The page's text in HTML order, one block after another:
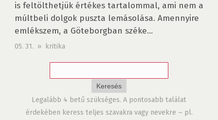
is feltölthetjük értékes tartalommal, ami nem a
múltbeli dolgok puszta lemásolása. Amennyire
emlékszem, a Göteborgban széke...
05. 31. » kritika
Legalább 4 betű szükséges. A pontosabb találat
érdekében keress teljes szavakra vagy nevekre – pl.